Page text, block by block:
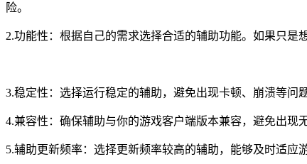
险。
2.功能性：根据自己的需求选择合适的辅助功能。如果只是
3.稳定性：选择运行稳定的辅助，避免出现卡顿、崩溃等问
4.兼容性：确保辅助与你的游戏客户端版本兼容，避免出现
5.辅助更新频率：选择更新频率较高的辅助，能够及时适应